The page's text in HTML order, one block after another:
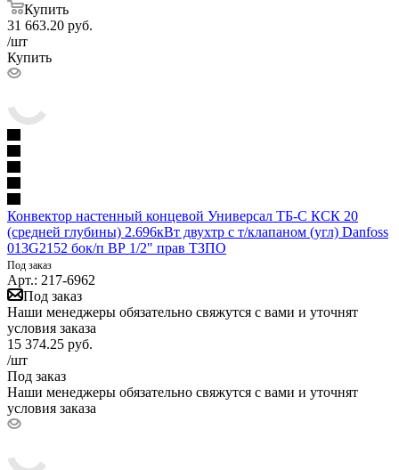
Купить
31 663.20 руб.
/шт
Купить
Конвектор настенный концевой Универсал ТБ-С КСК 20
(средней глубины) 2.696кВт двухтр с т/клапаном (угл) Danfoss
013G2152 бок/п ВР 1/2" прав ТЗПО
Под заказ
Арт.: 217-6962
Под заказ
Наши менеджеры обязательно свяжутся с вами и уточнят
условия заказа
15 374.25 руб.
/шт
Под заказ
Наши менеджеры обязательно свяжутся с вами и уточнят
условия заказа